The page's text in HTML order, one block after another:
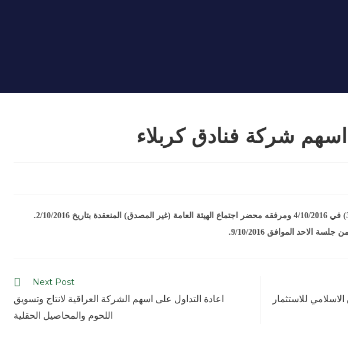
شركة فنادق كربلاء
الاحد الموافق 9/10/2016.
للاستثمار
Next Post
اعادة التداول على اسهم الشركة العراقية لانتاج وتسويق
اللحوم والمحاصيل الحقلية